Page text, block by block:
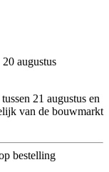
augustus
21 augustus en
van de bouwmarkt
bestelling